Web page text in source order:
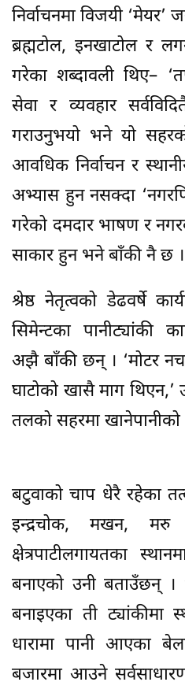
निर्वाचनमा विजयी ‘मेयर’
ब्रह्मटोल, इनखाटोल र
गरेका शब्दावली थिए–
सेवा र व्यवहार
गराउनुभयो भने यो
आवधिक निर्वाचन र
अभ्यास हुन नसक्दा
गरेको दमदार भाषण र
साकार हुन भने बाँकी नै छ ।
श्रेष्ठ नेतृत्वको डेढवर्षे
सिमेन्टका पानीट्यांकी
अझै बाँकी छन् । ‘मोटर
घाटोको खासै माग थिएन,’
तलको सहरमा खानेपानीको
बटुवाको चाप धेरै रहेका
इन्द्रचोक, मखन, मरु
क्षेत्रपाटीलगायतका
बनाएको उनी बताउँछन् ।
बनाइएका ती ट्यांकीमा
धारामा पानी आएका
बजारमा आउने